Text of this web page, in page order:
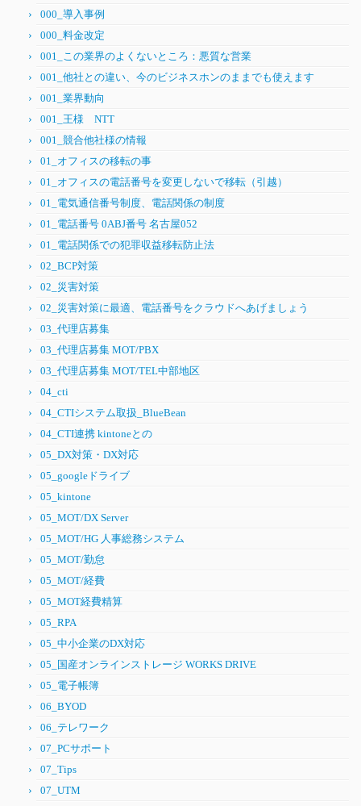
000_導入事例
000_料金改定
001_この業界のよくないところ：悪質な営業
001_他社との違い、今のビジネスホンのままでも使えます
001_業界動向
001_王様 NTT
001_競合他社様の情報
01_オフィスの移転の事
01_オフィスの電話番号を変更しないで移転（引越）
01_電気通信番号制度、電話関係の制度
01_電話番号 0ABJ番号 名古屋052
01_電話関係での犯罪収益移転防止法
02_BCP対策
02_災害対策
02_災害対策に最適、電話番号をクラウドへあげましょう
03_代理店募集
03_代理店募集 MOT/PBX
03_代理店募集 MOT/TEL中部地区
04_cti
04_CTIシステム取扱_BlueBean
04_CTI連携 kintoneとの
05_DX対策・DX対応
05_googleドライブ
05_kintone
05_MOT/DX Server
05_MOT/HG 人事総務システム
05_MOT/勤怠
05_MOT/経費
05_MOT経費精算
05_RPA
05_中小企業のDX対応
05_国産オンラインストレージ WORKS DRIVE
05_電子帳簿
06_BYOD
06_テレワーク
07_PCサポート
07_Tips
07_UTM